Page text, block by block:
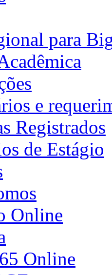
para
e
Registrados
de Estágio
Online
Online